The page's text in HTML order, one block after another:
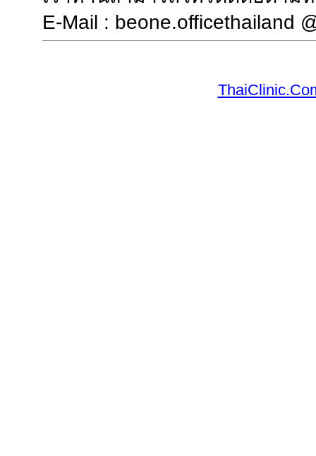
E-Mail : beone.officethailand